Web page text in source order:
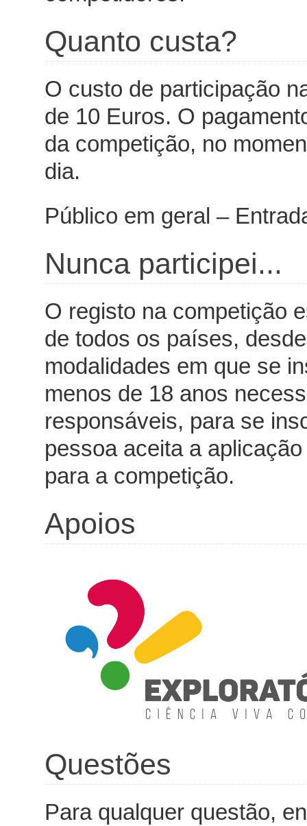
Quanto custa?
O custo de participação
de 10 Euros. O
da competição, no
dia.
Público em geral –
Nunca participei...
O registo na competição
de todos os países,
modalidades em que se
menos de 18 anos
responsáveis, para se
pessoa aceita a
para a competição.
Apoios
Questões
Para qualquer questão,